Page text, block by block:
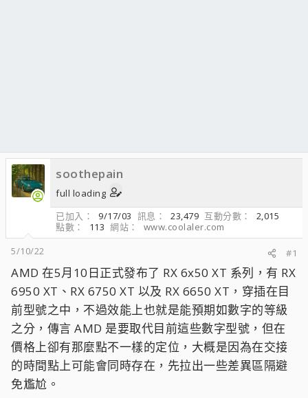
soothepain
full loading
已加入
9/17/03 訊息 23,479 互動分數
2,015
點數
113 網站
www.coolaler.com
5/10/22
#1
AMD 在5月10日正式發布了 RX 6x50 XT 系列，有 RX
6950 XT、RX 6750 XT 以及 RX 6650 XT，穿插在目
前型號之中，不過效能上也就是能預期如數字的等級
之分，傳言 AMD 是要取代目前這些數字型號，但在
價格上卻有那麼點不一樣的定位，大概是因為在交接
的時間點上可能會同時存在，先拉出一些差異區隔避
免尷尬。